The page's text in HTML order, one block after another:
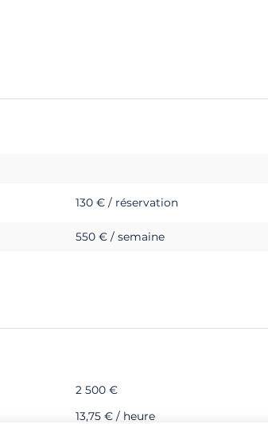
130 € / réservation
550 € / semaine
2 500 €
13,75 € / heure